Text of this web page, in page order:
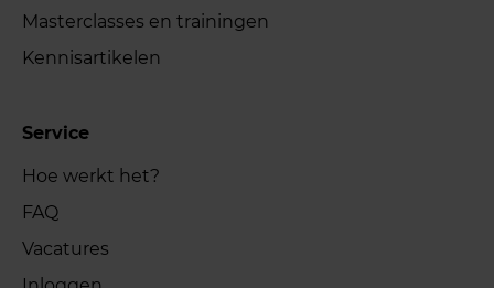
Masterclasses en trainingen
Kennisartikelen
Service
Hoe werkt het?
FAQ
Vacatures